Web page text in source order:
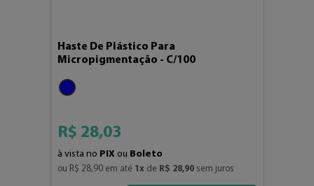
Haste De Plástico Para
Micropigmentação - C/100
R$ 28,03
à vista no PIX ou Boleto
ou R$ 28,90 em até 1 x de R$ 28,90 sem juros